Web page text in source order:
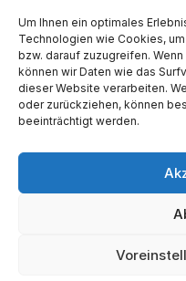
Um Ihnen ein optimales
Technologien wie Cookies,
bzw. darauf zuzugreifen.
können wir Daten wie das
dieser Website verarbeiten.
oder zurückziehen, können
beeinträchtigt werden.
Impressum
Copyright ©2026 SWT